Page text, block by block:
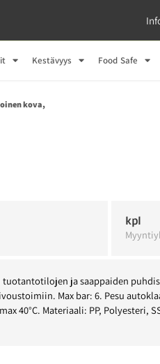
Kestävyys Food Safe
kova,
kpl
ja saappaiden
Max bar: 6. Pesu
40°C. Materiaali: PP, Polyesteri,